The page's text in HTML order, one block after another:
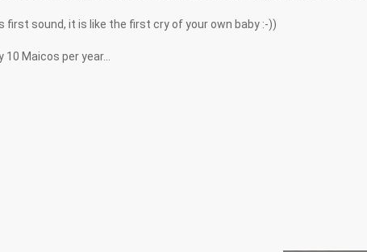
first sound, it is like the first cry of your own baby :-))
Maicos per year...